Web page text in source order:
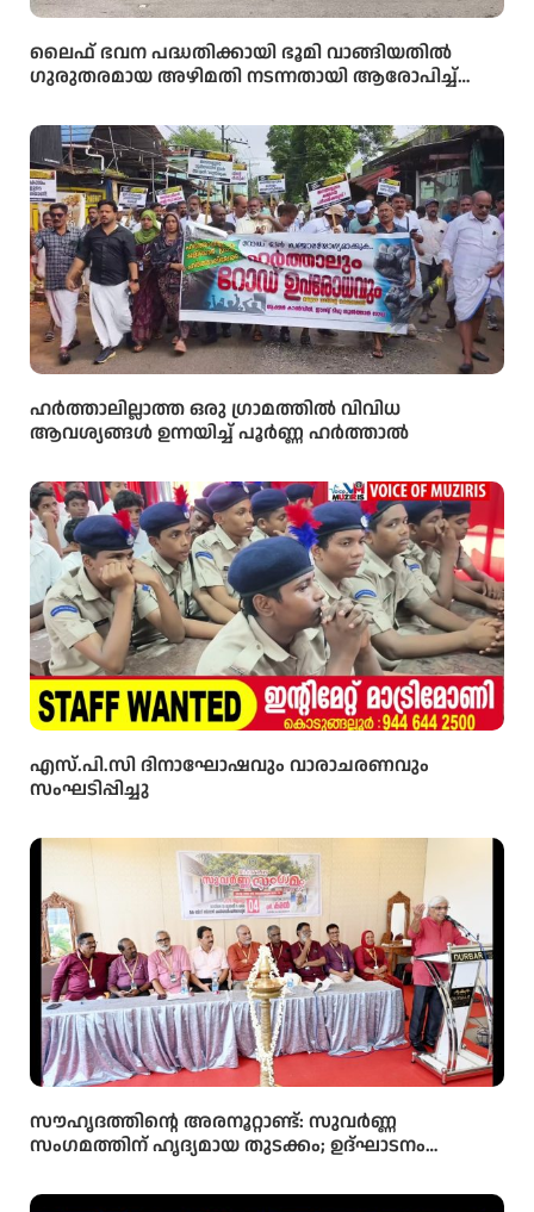
ലൈഫ് ഭവന പദ്ധതിക്കായി ഭൂമി വാങ്ങിയതിൽ
ഗുരുതരമായ അഴിമതി നടന്നതായി ആരോപിച്ച്
പഞ്ചായത്ത് ഓഫീസിലേക്ക് പ്രതിഷേധ മാർച്ച്
നടത്തി
ഹർത്താലില്ലാത്ത ഒരു ഗ്രാമത്തിൽ വിവിധ
ആവശ്യങ്ങൾ ഉന്നയിച്ച് പൂർണ്ണ ഹർത്താൽ
എസ്.പി.സി ദിനാഘോഷവും വാരാചരണവും
സംഘടിപ്പിച്ചു
സൗഹൃദത്തിന്റെ അരനൂറ്റാണ്ട്: സുവർണ്ണ
സംഗമത്തിന് ഹൃദ്യമായ തുടക്കം; ഉദ്ഘാടനം